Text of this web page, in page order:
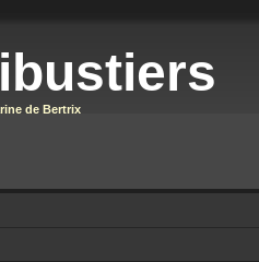
de Bertrix